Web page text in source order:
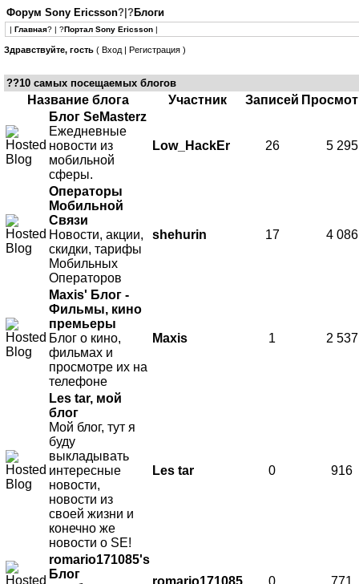
Форум Sony Ericsson?|? Блоги
| Главная? | ?Портал Sony Ericsson |
Здравствуйте, гость ( Вход | Регистрация )
??10 самых посещаемых блогов
Название блога Участник Записей
Блог SeMasterz
Ежедневные
новости из
мобильной
сферы.
Low_HackEr 26 5 295
Операторы
Мобильной
Связи
Новости, акции,
скидки, тарифы
Мобильных
Операторов
shehurin 17 4 086
Maxis' Блог -
Фильмы, кино
премьеры
Блог о кино,
фильмах и
просмотре их на
телефоне
Maxis 1 2 537
Les tar, мой
блог
Мой блог, тут я
буду
выкладывать
интересные
новости,
новости из
своей жизни и
конечно же
новости о SE!
Les tar 0 916
romario171085's
Блог
romario171085 0 771